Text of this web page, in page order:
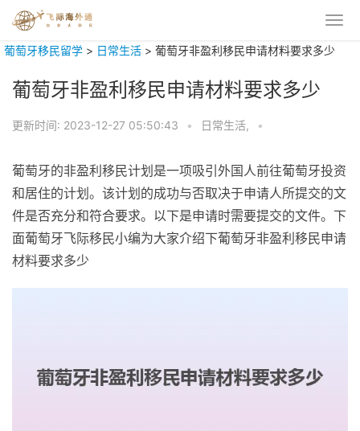
葡萄牙移民留学 > 日常生活 > 葡萄牙非盈利移民申请材料要求多少
葡萄牙非盈利移民申请材料要求多少
更新时间: 2023-12-27 05:50:43 • 日常生活, •
葡萄牙的非盈利移民计划是一项吸引外国人前往葡萄牙投资
和居住的计划。该计划的成功与否取决于申请人所提交的文
件是否充分和符合要求。以下是申请时需要提交的文件。下
面葡萄牙飞际移民小编为大家介绍下葡萄牙非盈利移民申请
材料要求多少